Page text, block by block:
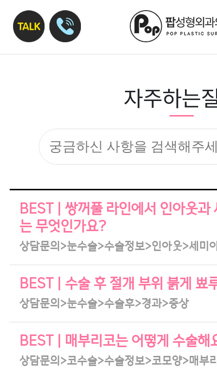
자주하는
BEST | 쌍꺼풀 라인에서 인아웃과
는 무엇인가요?
상담문의>눈수술>수술정보>인아웃>세미
BEST | 수술 후 절개 부위 붉게 뾰
상담문의>눈수술>수술후>경과>증상
BEST | 매부리코는 어떻게 수술해
상담문의>코수술>수술정보>코모양>매부